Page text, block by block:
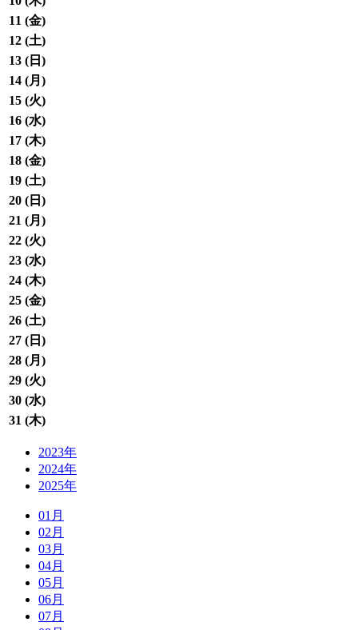
11 (金)
12 (土)
13 ( 日 )
14 (月 )
15 (火)
16 (水)
17 (木)
18 (金)
19 (土)
20 ( 日 )
21 (月 )
22 (火)
23 (水)
24 (木)
25 (金)
26 (土)
27 ( 日 )
28 (月 )
29 (火)
30 (水)
31 (木)
2023年
2024年
2025年
01月
02月
03月
04月
05月
06月
07月